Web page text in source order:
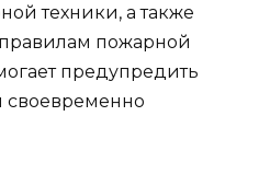
техники, а также
пожарной
предупредить